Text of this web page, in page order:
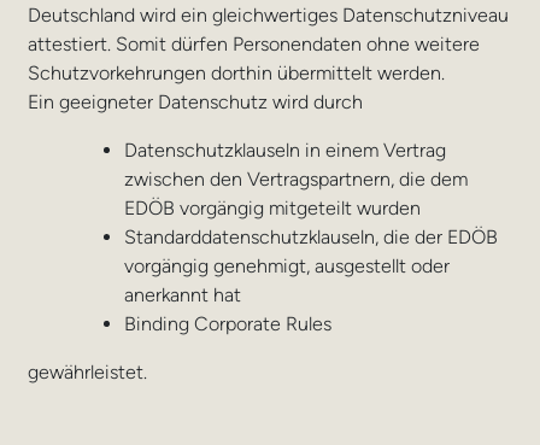
Deutschland wird ein gleichwertiges Datenschutzniveau
attestiert. Somit dürfen Personendaten ohne weitere
Schutzvorkehrungen dorthin übermittelt werden.
Ein geeigneter Datenschutz wird durch
Datenschutzklauseln in einem Vertrag
zwischen den Vertragspartnern, die dem
EDÖB vorgängig mitgeteilt wurden
Standarddatenschutzklauseln, die der EDÖB
vorgängig genehmigt, ausgestellt oder
anerkannt hat
Binding Corporate Rules
gewährleistet.